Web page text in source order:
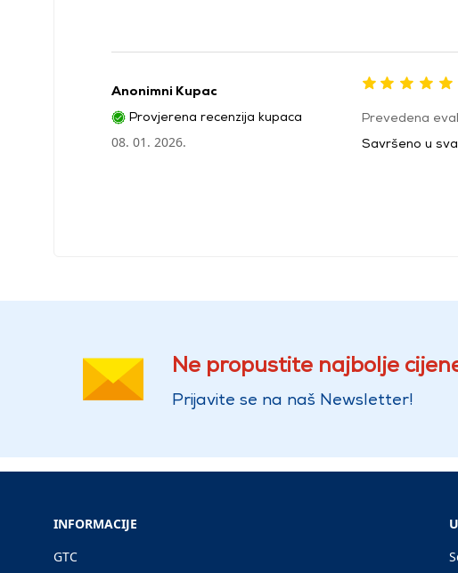
Anonimni Kupac
Provjerena recenzija kupaca
08. 01. 2026.
Prevedena
Savršeno u
Ne propustite najbolje
Prijavite se na naš Newsletter!
INFORMACIJE
GTC